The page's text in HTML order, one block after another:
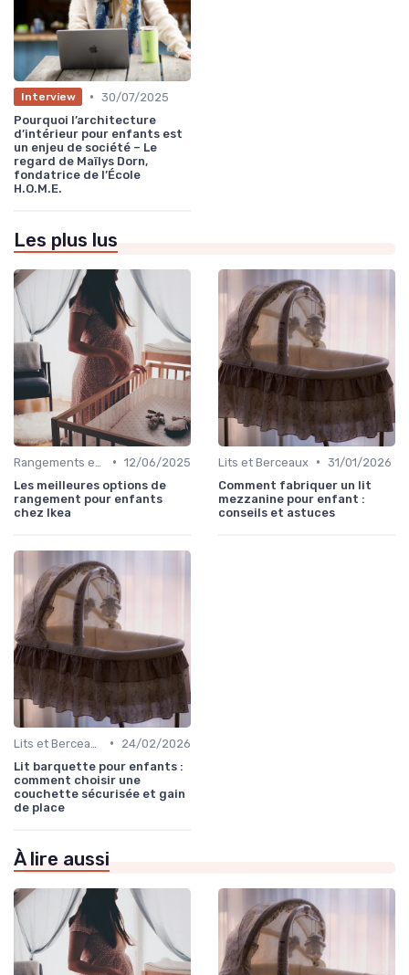
Interview • 30/07/2025
Pourquoi l’architecture
d’intérieur pour enfants est
un enjeu de société – Le
regard de Maïlys Dorn,
fondatrice de l’École
H.O.M.E.
Les plus lus
• 12/06/2025
Les meilleures options de
rangement pour enfants
chez Ikea
Lits et Berceaux • 31/01/2026
Comment fabriquer un lit
mezzanine pour enfant :
conseils et astuces
•
24/02/2026
Lit barquette pour enfants :
comment choisir une
couchette sécurisée et gain
de place
À lire aussi